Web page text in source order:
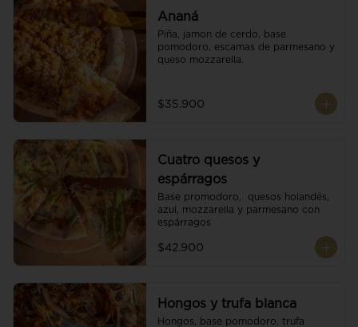
Ananá
Piña, jamon de cerdo, base
pomodoro, escamas de parmesano y
queso mozzarella.
$35.900
Cuatro quesos y
espárragos
Base promodoro,  quesos holandés,
azul, mozzarella y parmesano con
espárragos
$42.900
Hongos y trufa blanca
Hongos, base pomodoro, trufa